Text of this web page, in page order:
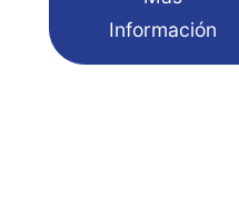
Información